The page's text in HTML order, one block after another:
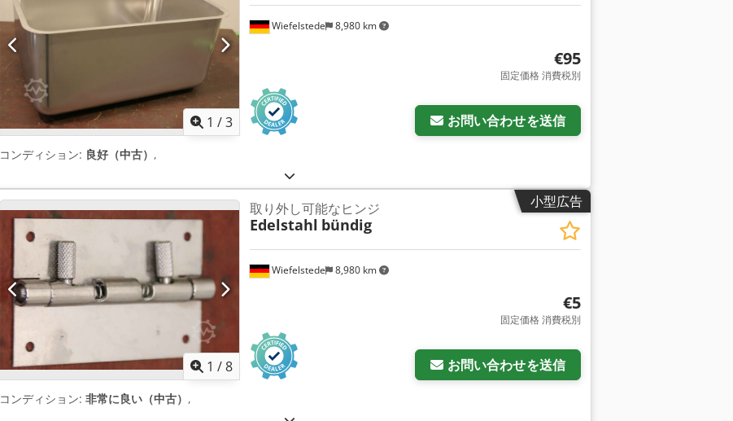
1 /3
Wiefelstede 8,980 km
€95
固定価格 消費税別
お問い合わせを送信
コンディション: 良好（中古） ,
小型広告
1 /8
Wiefelstede 8,980 km
取り外し可能なヒンジ
Edelstahl bündig
€5
固定価格 消費税別
お問い合わせを送信
コンディション: 非常に良い（中古） ,